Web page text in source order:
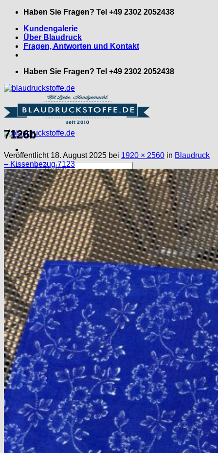
Zum
springen
Haben Sie Fragen? Tel +49 2302 2052438
Kundengalerie
Über Blaudruck
Fragen, Antworten und Kontakt
Haben Sie Fragen? Tel +49 2302 2052438
Suche
nach:
Meterware
Reststücke – Angebote
Leinenstoffe
Trikot – Jerseystoff
Kleine Blumenmuster
Große Blumenmuster
Grafische Muster
Streifenmuster
Thematische Muster
Uni Stoffe
Indigostoffe
Tischdecken
Läufer
Mitteldecken
Große Tischdecken
Deckchen
Stoffpakete
10 x 10 cm
15 x 15 cm
Sechsecke
Genähtes
Einkaufsbeutel & Täschchen
Tischsets
Topflappen
Geschirrtücher
Schürzen für Kinder – 2-5 J.
Schürzen f. Kinder – ab 6 J.
Schürzen für Erwachsene
Blaudruck-Herzen
Kissen
Musterstücke – Einzelstücke
7126b
Veröffentlicht 18. August 2025 bei 1920 × 2560 in Blaudruck
– Kissenbezug 7123